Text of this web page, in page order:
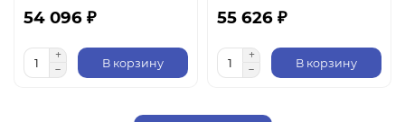
54 096 ₽
В корзину
55 626 ₽
В корзину